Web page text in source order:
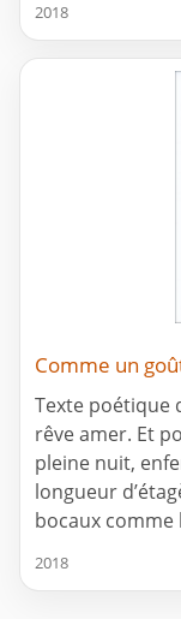
2018
Comme un
Texte poétique
rêve amer. Et
pleine nuit,
longueur
bocaux comme
2018